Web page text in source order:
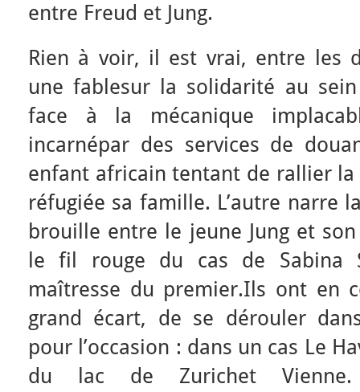
entre Freud et Jung.
Rien à voir, il est vrai, entre les
une fablesur la solidarité au
face à la mécanique
incarnépar des services de
enfant africain tentant de rallier la
réfugiée sa famille. L’autre narre
brouille entre le jeune Jung et
le fil rouge du cas de Sabina
maîtresse du premier.Ils ont en
grand écart, de se dérouler
pour l’occasion : dans un cas Le
du lac de Zurichet